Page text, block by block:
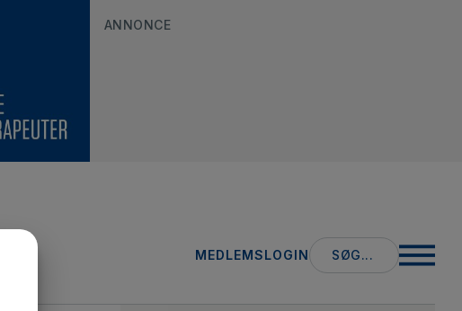
ANNONCE
MEDLEMSLOGIN Search
for: